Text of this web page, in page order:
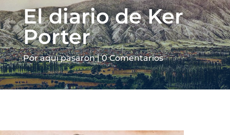
El diario de Ker
Porter
Por aquí pasaron|0 Comentarios